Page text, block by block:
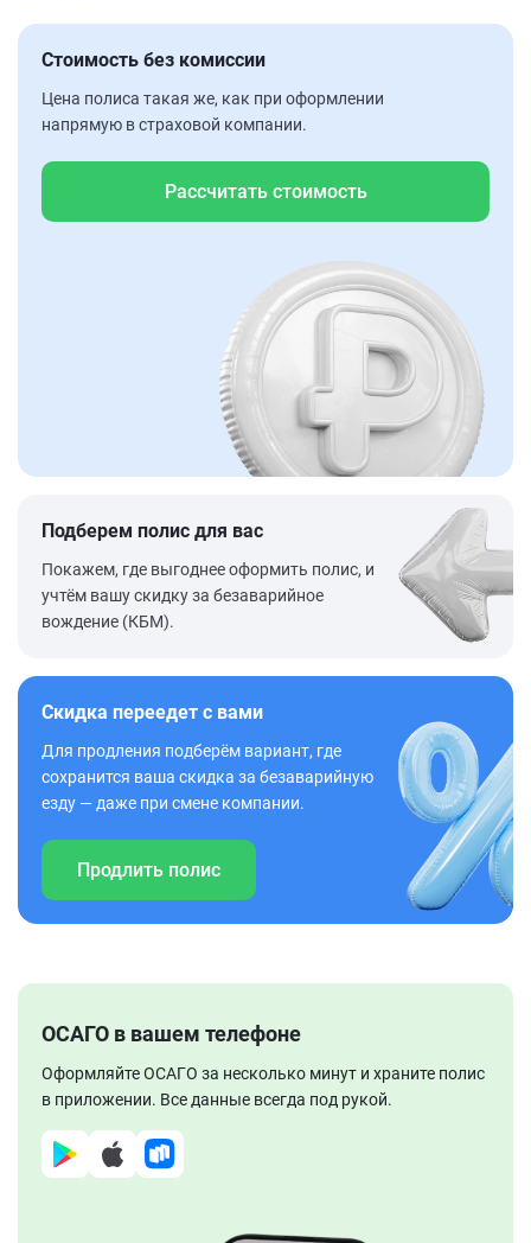
Стоимость без комиссии
Цена полиса такая же, как при оформлении
напрямую в страховой компании.
Рассчитать стоимость
Подберем полис для вас
Покажем, где выгоднее оформить полис, и
учтём вашу скидку за безаварийное
вождение (КБМ).
Скидка переедет с вами
Для продления подберём вариант, где
сохранится ваша скидка за безаварийную
езду — даже при смене компании.
Продлить полис
ОСАГО в вашем телефоне
Оформляйте ОСАГО за несколько минут и храните полис
в приложении. Все данные всегда под рукой.